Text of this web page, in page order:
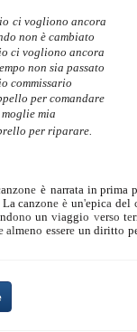
civogliono ancora
non è cambiato
civogliono ancora
non sia passato
commissario
per comandare
mia
per riparare.
one è narrata in prima
La canzone è un'epica del
ono un viaggio verso te
almeno essere un diritto